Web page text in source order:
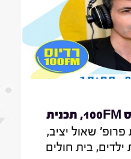
חותמים שבוע ברדיוס 100FM, תכנית
פרופ' שאול יציב,
בית חולים